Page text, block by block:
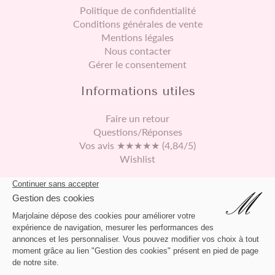
Continuez vos achats
Politique de confidentialité
Conditions générales de vente
Mentions légales
Nous contacter
Gérer le consentement
Informations utiles
Faire un retour
Questions/Réponses
Vos avis ★★★★★ (4,84/5)
Wishlist
469 rue de Derontet